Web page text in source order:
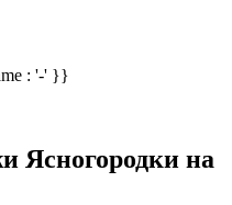
: '-' }}
Ясногородки на